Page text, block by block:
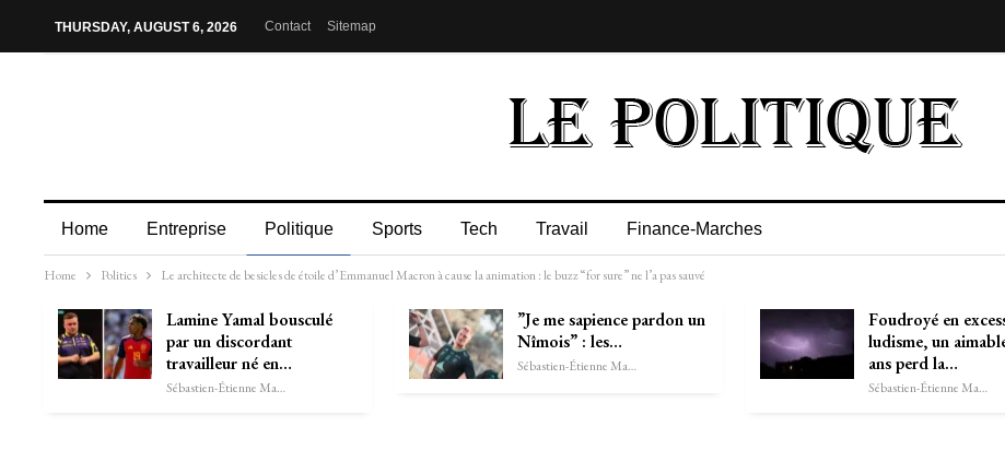
THURSDAY, AUGUST 6, 2026 Contact Sitemap
Home Entreprise Politique Sports Tech Travail Finance-Marches
Home Politics Le architecte de besicles de étoile d’Emmanuel Macron à cause la animation : le buzz “for sure” ne l’a pas sauvé
Lamine Yamal bousculé
par un discordant
travailleur né en…
Sébastien-Étienne Marechal
”Je me sapience pardon un
Nîmois” : les…
Sébastien-Étienne Marechal
Foudroyé en
ludisme, un
ans perd la…
Sébastien-Étienne Marechal